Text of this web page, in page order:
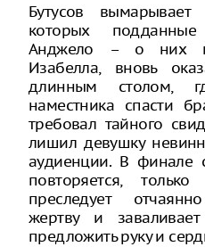
Бутусов
которых
Анджело – о них
Изабелла, вновь
длинным столом,
наместника спасти
требовал тайного
лишил девушку
аудиенции. В финале
повторяется,
преследует
жертву и
предложить руку и